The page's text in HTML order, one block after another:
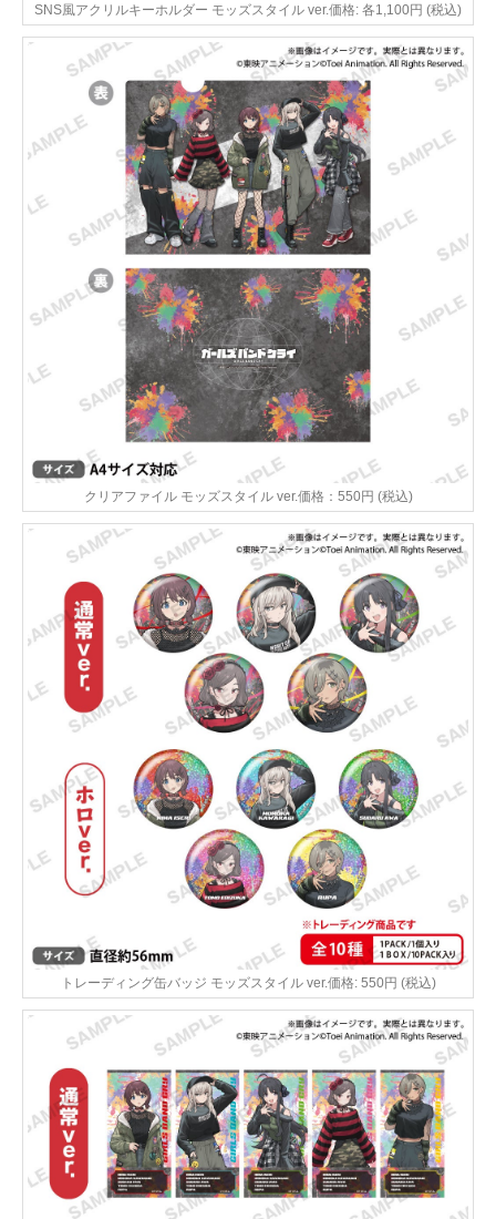
SNS風アクリルキーホルダー モッズスタイル ver.価格: 各1,100円 (税込)
クリアファイル モッズスタイル ver.価格：550円 (税込)
トレーディング缶バッジ モッズスタイル ver.価格: 550円 (税込)